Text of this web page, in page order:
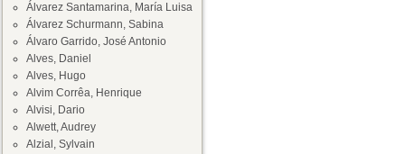
Álvarez Santamarina, María Luisa
Álvarez Schurmann, Sabina
Álvaro Garrido, José Antonio
Alves, Daniel
Alves, Hugo
Alvim Corrêa, Henrique
Alvisi, Dario
Alwett, Audrey
Alzial, Sylvain